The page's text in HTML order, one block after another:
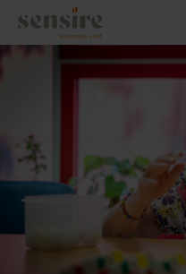
Sensire logo
Revalideren met
Wonen en zorg met
Meer over Sensire